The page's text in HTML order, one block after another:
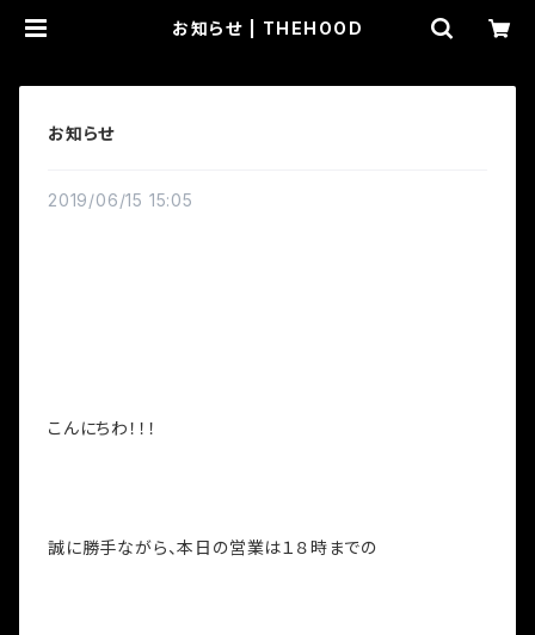
お知らせ | THEHOOD
お知らせ
2019/06/15 15:05
こんにちわ！！！
誠に勝手ながら、本日の営業は１８時までの